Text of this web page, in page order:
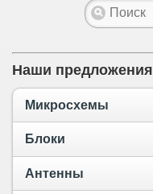
Наши предложения
Микросхемы
Блоки
Антенны